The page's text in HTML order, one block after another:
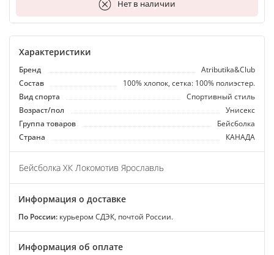
Нет в наличии
В корзину
Характеристики
Бренд
Atributika&Club
Состав
100% хлопок, сетка: 100% полиэстер.
Вид спорта
Спортивный стиль
Возраст/пол
Унисекс
Группа товаров
Бейсболка
Страна
КАНАДА
Бейсболка ХК Локомотив Ярославль
Информация о доставке
По России: курьером СДЭК, почтой России.
Информация об оплате